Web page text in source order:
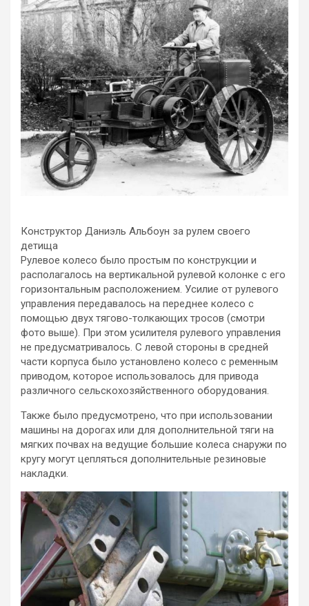
Конструктор Даниэль Альбоун за рулем своего
детища
Рулевое колесо было простым по конструкции и
располагалось на вертикальной рулевой колонке с его
горизонтальным расположением. Усилие от рулевого
управления передавалось на переднее колесо с
помощью двух тягово-толкающих тросов (смотри
фото выше). При этом усилителя рулевого управления
не предусматривалось. С левой стороны в средней
части корпуса было установлено колесо с ременным
приводом, которое использовалось для привода
различного сельскохозяйственного оборудования.
Также было предусмотрено, что при использовании
машины на дорогах или для дополнительной тяги на
мягких почвах на ведущие большие колеса снаружи по
кругу могут цепляться дополнительные резиновые
накладки.